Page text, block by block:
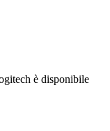
è disponibile